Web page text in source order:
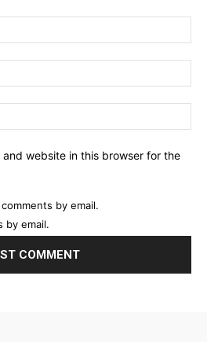
and website in this browser for the
by email.
by email.